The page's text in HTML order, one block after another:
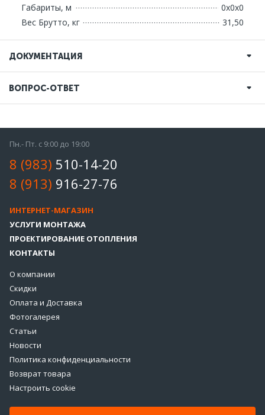
Габариты, м
0x0x0
Вес Брутто, кг
31,50
ДОКУМЕНТАЦИЯ
ВОПРОС-ОТВЕТ
Пн.- Пт. с 9:00 до 19:00
8 (983) 510-14-20
8 (913) 916-27-76
ИНТЕРНЕТ-МАГАЗИН
УСЛУГИ МОНТАЖА
ПРОЕКТИРОВАНИЕ ОТОПЛЕНИЯ
КОНТАКТЫ
О компании
Скидки
Оплата и Доставка
Фотогалерея
Статьи
Новости
Политика конфиденциальности
Возврат товара
Настроить cookie